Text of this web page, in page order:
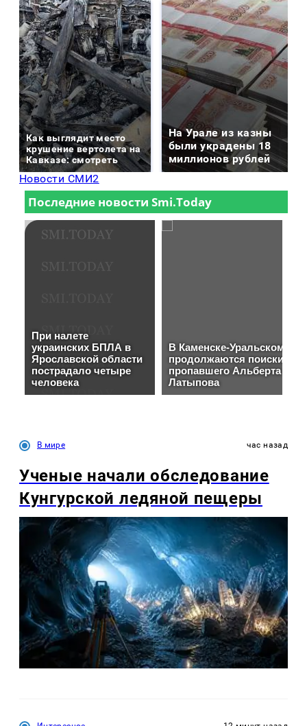
Как выглядит место
крушение вертолета на
Кавказе: смотреть
На Урале из казны
были украдены 18
миллионов рублей
Новости СМИ2
В мире час назад
Ученые начали обследование
Кунгурской ледяной пещеры